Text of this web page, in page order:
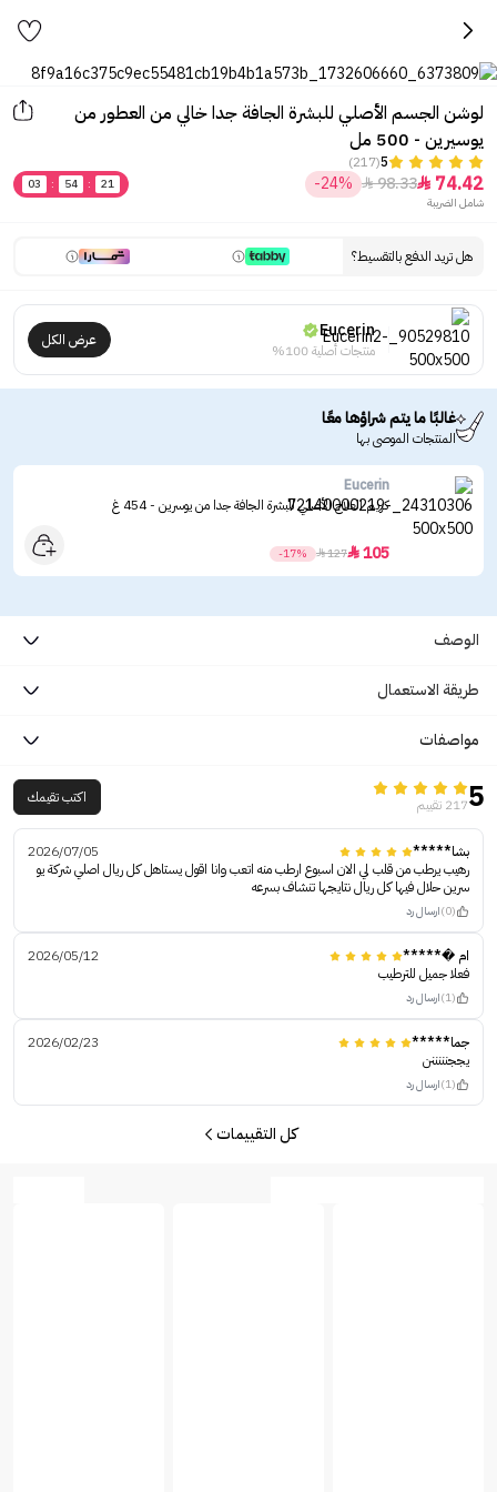
لوشن الجسم الأصلي للبشرة الجافة جدا خالي من العطور من
يوسيرين - 500 مل
5
(217)
74.42

98.33

-24%
03 : 54 :
21
شامل الضريبة
هل تريد الدفع بالتقسيط؟
Eucerin
منتجات أصلية 100%
عرض الكل
غالبًا ما يتم شراؤها معًا
المنتجات الموصى بها
Eucerin
كريم العلاج الأصلي للبشرة الجافة جدا من يوسرين - 454 غ
105

127

-17%
الوصف
طريقة الاستعمال
مواصفات
5217 تقييم اكتب تقيمك
بشا*****
2026/07/05
رهيب يرطب من قلب لي الان اسبوع ارطب منه اتعب وانا اقول يستاهل كل ريال اصلي شركة يو
سرين حلال فيها كل ريال نتايجها تنشاف بسرعه
(0) ارسال رد
ام �*****
2026/05/12
فعلا جميل للترطيب
(1) ارسال رد
جما*****
2026/02/23
يججنننننن
(1) ارسال رد
كل التقييمات